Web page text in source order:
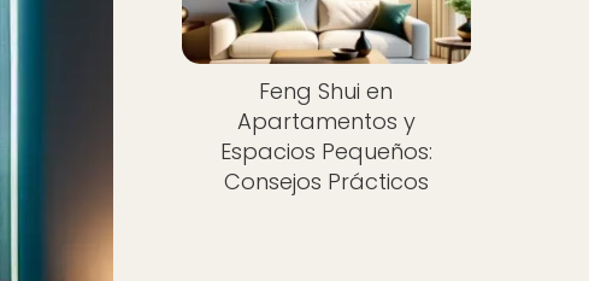
Feng Shui en
Apartamentos y
Espacios Pequeños:
Consejos Prácticos